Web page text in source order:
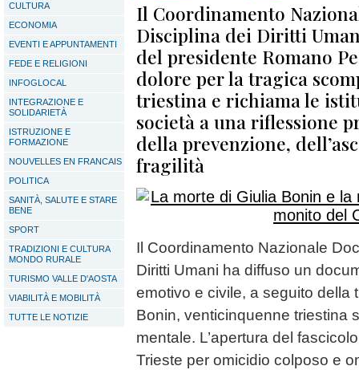
CULTURA
ECONOMIA
EVENTI E APPUNTAMENTI
FEDE E RELIGIONI
INFOGLOCAL
INTEGRAZIONE E
SOLIDARIETÀ
ISTRUZIONE E
FORMAZIONE
NOUVELLES EN FRANCAIS
POLITICA
SANITÀ, SALUTE E STARE
BENE
SPORT
TRADIZIONI E CULTURA
MONDO RURALE
TURISMO VALLE D'AOSTA
VIABILITÀ E MOBILITÀ
TUTTE LE NOTIZIE
Il Coordinamento
Disciplina dei Diritti
del presidente Romano
dolore per la tragica
triestina e richiama le
società a una riflessione
della prevenzione,
fragilità
Il Coordinamento Nazionale
Diritti Umani ha diffuso un
emotivo e civile, a seguito della
Bonin, venticinquenne triestina
mentale. L’apertura del
Trieste per omicidio colposo e